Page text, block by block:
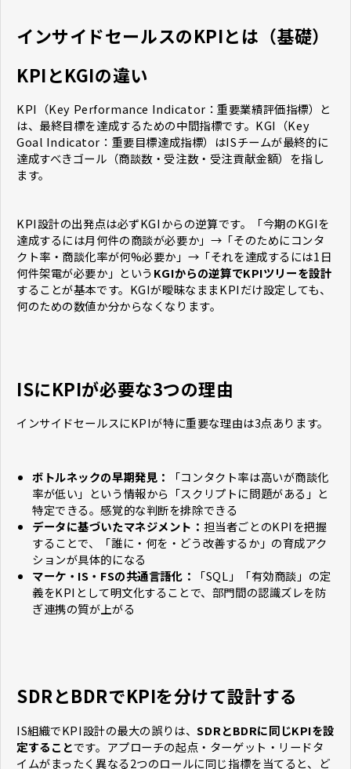
インサイドセールスのKPIとは（基礎）
KPIとKGIの違い
KPI（Key Performance Indicator：重要業績評価指標）と
は、最終目標を達成するための中間指標です。KGI（Key
Goal Indicator：重要目標達成指標）はISチームが最終的に
達成すべきゴール（商談数・受注数・受注貢献金額）を指し
ます。
KPI設計の出発点は必ずKGIからの逆算です。「今期のKGIを
達成するには月何件の商談が必要か」→「そのためにコンタ
クト率・商談化率が何%必要か」→「それを達成するには1日
何件架電が必要か」というKGIからの逆算でKPIツリーを設計
することが基本です。KGIが曖昧なままKPIだけ設定しても、
何のための数値か分からなくなります。
ISにKPIが必要な3つの理由
インサイドセールスにKPIが特に重要な理由は3点あります。
ボトルネックの早期発見：
「コンタクト率は高いが商談化
率が低い」という情報から「スクリプトに問題がある」と
特定できる。感覚的な判断を排除できる
データに基づいたマネジメント： 担当者ごとのKPIを把握
することで、「誰に・何を・どう改善するか」の育成アク
ションが具体的になる
マーケ・IS・FSの共通言語化：
「SQL」「有効商談」の定
義をKPIとして明文化することで、部門間の認識ズレを防
ぎ連携の質が上がる
SDRとBDRでKPIを分けて設計する
IS組織でKPI設計の最大の誤りは、SDRとBDRに同じKPIを設
定することです。アプローチの起点・ターゲット・リードタ
イムがまったく異なる2つのロールに同じ指標を当てると、ど